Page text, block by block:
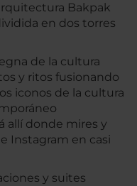
Bakpak
en dos torres
de la cultura
y ritos fusionando
iconos de la cultura
allí donde mires y
Instagram en casi
y suites